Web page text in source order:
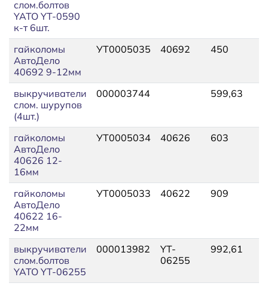
слом.болтов
YATO YT-0590
к-т 6шт.
гайколомы
АвтоДело
40692 9-12мм
УТ0005035 40692 450
выкручиватели
слом. шурупов
(4шт.)
000003744 599,63
гайколомы
АвтоДело
40626 12-
16мм
УТ0005034 40626 603
гайколомы
АвтоДело
40622 16-
22мм
УТ0005033 40622 909
выкручиватели
слом.болтов
YATO YT-06255
000013982
YT-
06255
992,61